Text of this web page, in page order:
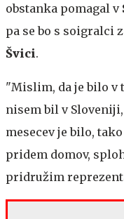
obstanka pomagal v
pa se bo s soigralci
Švici.
"Mislim, da je bilo v
nisem bil v
mesecev je bilo,
pridem domov,
pridružim